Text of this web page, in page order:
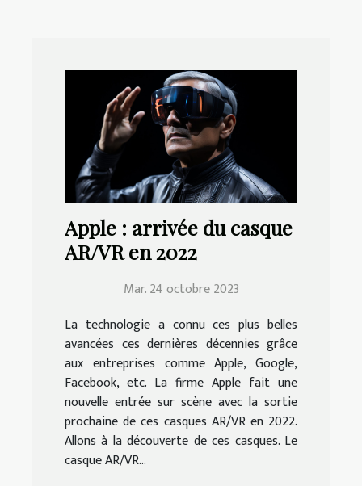
Apple : arrivée du casque
AR/VR en 2022
Mar. 24 octobre 2023
La technologie a connu ces plus belles
avancées ces dernières décennies grâce
aux entreprises comme Apple, Google,
Facebook, etc. La firme Apple fait une
nouvelle entrée sur scène avec la sortie
prochaine de ces casques AR/VR en 2022.
Allons à la découverte de ces casques. Le
casque AR/VR...